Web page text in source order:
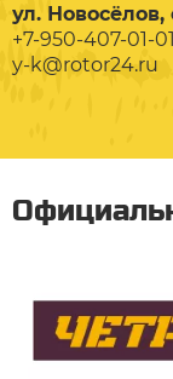
ул. Новосёлов,
+7-950-407-01-01
y-k@rotor24.ru